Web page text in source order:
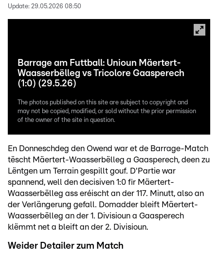
Update: 29.05.2026 08:50
Barrage am Futtball: Unioun Mäertert-
Waasserbëlleg vs Tricolore Gaasperech
(1:0) (29.5.26)
The photos published on this site are subject to copyright and
may not be copied, modified, or sold without the prior permission
of the owner of the site in question.
En Donneschdeg den Owend war et de Barrage-Match
tëscht Mäertert-Waasserbëlleg a Gaasperech, deen zu
Lëntgen um Terrain gespillt gouf. D'Partie war
spannend, well den decisiven 1:0 fir Mäertert-
Waasserbëlleg ass eréischt an der 117. Minutt, also an
der Verlängerung gefall. Domadder bleift Mäertert-
Waasserbëlleg an der 1. Divisioun a Gaasperech
klëmmt net a bleift an der 2. Divisioun.
Weider Detailer zum Match